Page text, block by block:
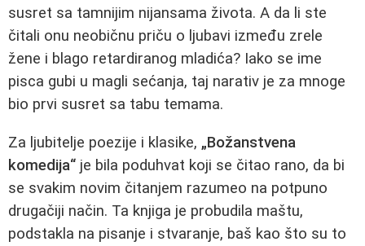
susret sa tamnijim nijansama života. A da li ste
čitali onu neobičnu priču o ljubavi između zrele
žene i blago retardiranog mladića? Iako se ime
pisca gubi u magli sećanja, taj narativ je za mnoge
bio prvi susret sa tabu temama.
Za ljubitelje poezije i klasike, „Božanstvena
komedija“ je bila poduhvat koji se čitao rano, da bi
se svakim novim čitanjem razumeo na potpuno
drugačiji način. Ta knjiga je probudila maštu,
podstakla na pisanje i stvaranje, baš kao što su to